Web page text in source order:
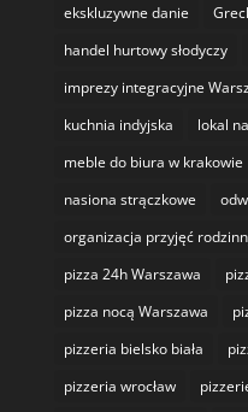
ekskluzywne danie
handel hurtowy słodyczy
imprezy integracyjne
kuchnia indyjska
lokal
meble do biura w krakowie
nasiona strączkowe
organizacja przyjęć
pizza 24h Warszawa
pizza nocą Warszawa
pizzeria bielsko biała
pizzeria wrocław